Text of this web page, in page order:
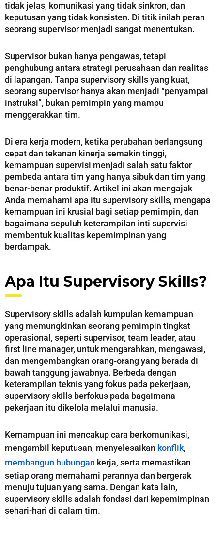
tidak jelas, komunikasi yang tidak sinkron, dan
keputusan yang tidak konsisten. Di titik inilah peran
seorang supervisor menjadi sangat menentukan.
Supervisor bukan hanya pengawas, tetapi
penghubung antara strategi perusahaan dan realitas
di lapangan. Tanpa supervisory skills yang kuat,
seorang supervisor hanya akan menjadi “penyampai
instruksi”, bukan pemimpin yang mampu
menggerakkan tim.
Di era kerja modern, ketika perubahan berlangsung
cepat dan tekanan kinerja semakin tinggi,
kemampuan supervisi menjadi salah satu faktor
pembeda antara tim yang hanya sibuk dan tim yang
benar-benar produktif. Artikel ini akan mengajak
Anda memahami apa itu supervisory skills, mengapa
kemampuan ini krusial bagi setiap pemimpin, dan
bagaimana sepuluh keterampilan inti supervisi
membentuk kualitas kepemimpinan yang
berdampak.
Apa Itu Supervisory Skills?
Supervisory skills adalah kumpulan kemampuan
yang memungkinkan seorang pemimpin tingkat
operasional, seperti supervisor, team leader, atau
first line manager, untuk mengarahkan, mengawasi,
dan mengembangkan orang-orang yang berada di
bawah tanggung jawabnya. Berbeda dengan
keterampilan teknis yang fokus pada pekerjaan,
supervisory skills berfokus pada bagaimana
pekerjaan itu dikelola melalui manusia.
Kemampuan ini mencakup cara berkomunikasi,
mengambil keputusan, menyelesaikan konflik,
membangun hubungan kerja, serta memastikan
setiap orang memahami perannya dan bergerak
menuju tujuan yang sama. Dengan kata lain,
supervisory skills adalah fondasi dari kepemimpinan
sehari-hari di dalam tim.